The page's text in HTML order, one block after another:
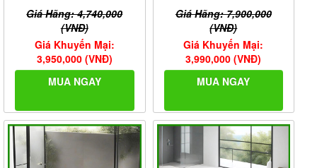
Giá Hãng: 4,740,000
(VNĐ)
Giá Khuyến Mại:
3,950,000 (VNĐ)
MUA NGAY
Giá Hãng: 7,900,000
(VNĐ)
Giá Khuyến Mại:
3,990,000 (VNĐ)
MUA NGAY